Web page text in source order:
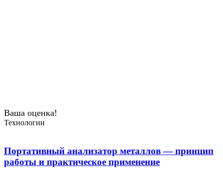
Ваша оценка!
Технологии
Портативный анализатор металлов — принцип
работы и практическое применение